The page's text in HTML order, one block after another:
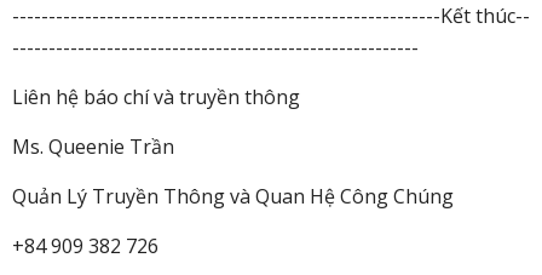
-----------------------------------------------------------Kết thúc--
--------------------------------------------------------
Liên hệ báo chí và truyền thông
Ms. Queenie Trần
Quản Lý Truyền Thông và Quan Hệ Công Chúng
+84 909 382 726